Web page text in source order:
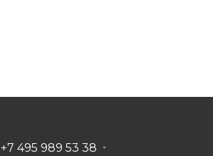
+7 495 989 53 38